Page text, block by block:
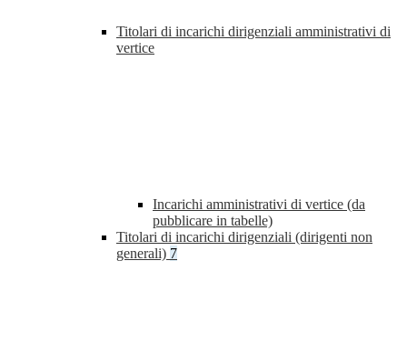
Titolari di incarichi dirigenziali amministrativi di
vertice
Incarichi amministrativi di vertice (da
pubblicare in tabelle)
Titolari di incarichi dirigenziali (dirigenti non
generali) 7